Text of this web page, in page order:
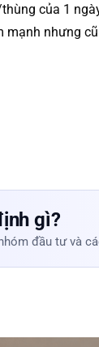
của 1
nhưng
gì?
đầu tư và